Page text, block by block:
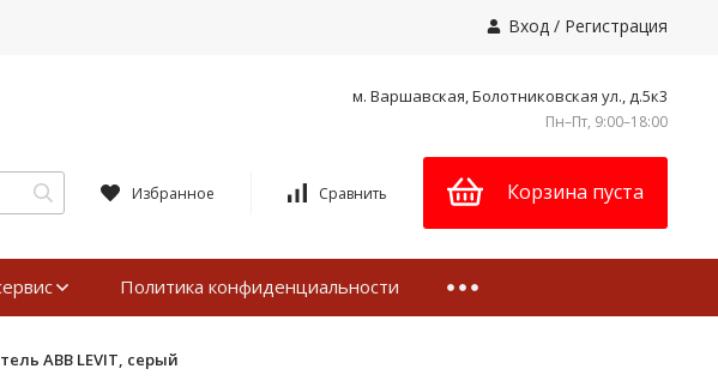
Вход / Регистрация
м. Варшавская, Болотниковская ул., д.5к3
Пн–Пт, 9:00–18:00
Избранное Сравнить Корзина пуста
Политика конфиденциальности
ABB LEVIT, серый